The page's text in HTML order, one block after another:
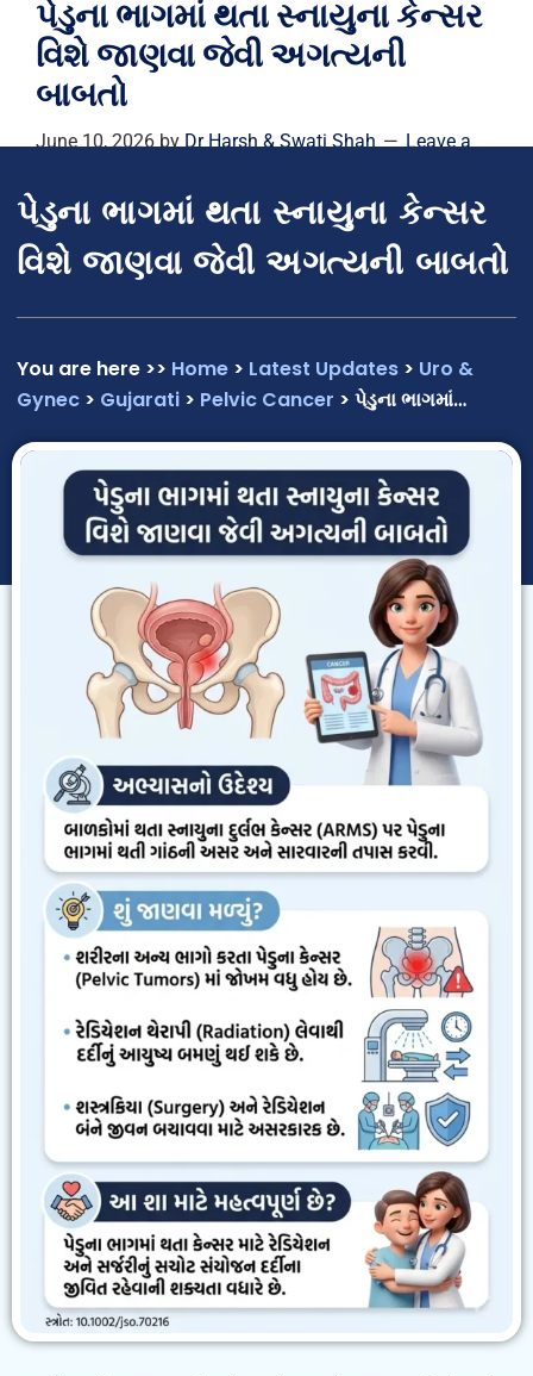
પેડુના ભાગમાં થતા સ્નાયુના કેન્સર
વિશે જાણવા જેવી અગત્યની
બાબતો
June 10, 2026byDr Harsh & Swati Shah
Leave a
પેડુના ભાગમાં થતા સ્નાયુના કેન્સર
વિશે જાણવા જેવી અગત્યની બાબતો
You are here >> Home > Latest Updates > Uro &
Gynec > Gujarati > Pelvic Cancer > પેડુના ભાગમાં…